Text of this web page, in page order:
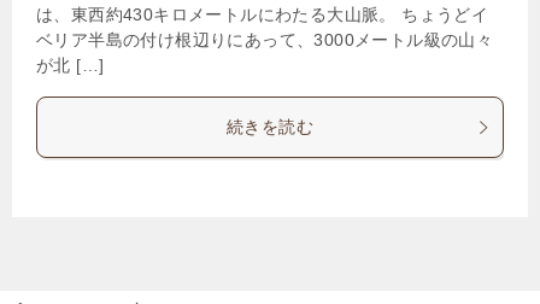
は、東西約430キロメートルにわたる大山脈。 ちょうどイ
ベリア半島の付け根辺りにあって、3000メートル級の山々
が北 […]
続きを読む